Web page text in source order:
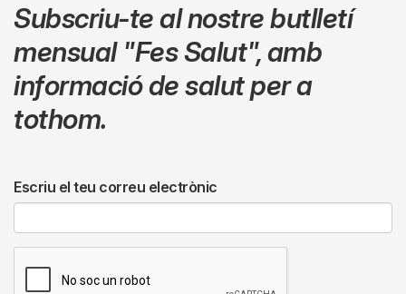
Subscriu-te al nostre butlletí
mensual "Fes Salut",amb
informació de salut per a
tothom.
Escriu el teu correu electrònic